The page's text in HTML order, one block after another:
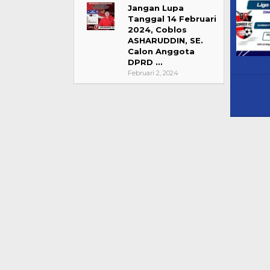
Jangan Lupa
Tanggal 14 Februari
2024, Coblos
ASHARUDDIN, SE.
Calon Anggota
DPRD …
Februari 2, 2024
Peringatan
Sarat Makna